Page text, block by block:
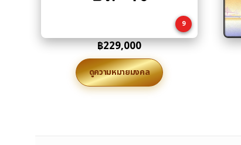
9
฿229,000
ดูความหมายมงคล